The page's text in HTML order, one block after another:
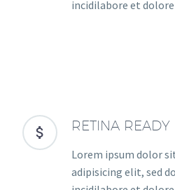
incidilabore et

 RETINA READY
Lorem ipsum dolor
adipisicing elit, sed